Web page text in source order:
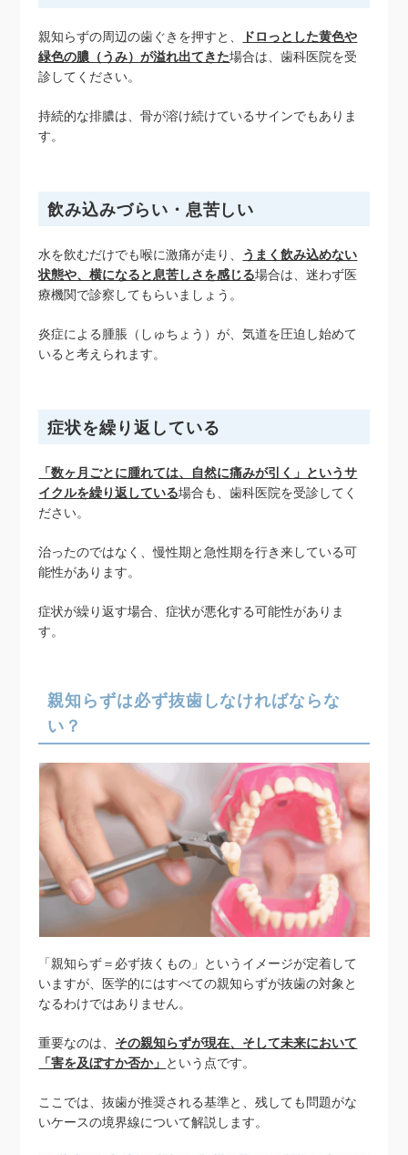
親知らずの周辺の歯ぐきを押すと、
ドロっとした黄色や
緑色の膿（うみ）が溢れ出てきた場合は、歯科医院を受
診してください。
持続的な排膿は、骨が溶け続けているサインでもありま
す。
飲み込みづらい・息苦しい
水を飲むだけでも喉に激痛が走り、 うまく飲み込めない
状態や、横になると息苦しさを感じる場合は、迷わず医
療機関で診察してもらいましょう。
炎症による腫脹（しゅちょう）が、気道を圧迫し始めて
いると考えられます。
症状を繰り返している
「数ヶ月ごとに腫れては、自然に痛みが引く」というサ
イクルを繰り返している場合も、歯科医院を受診してく
ださい。
治ったのではなく、慢性期と急性期を行き来している可
能性があります。
症状が繰り返す場合、症状が悪化する可能性がありま
す。
親知らずは必ず抜歯しなければならな
い？
「親知らず＝必ず抜くもの」というイメージが定着して
いますが、医学的にはすべての親知らずが抜歯の対象と
なるわけではありません。
重要なのは、 その親知らずが現在、そして未来において
「害を及ぼすか否か」 という点です。
ここでは、抜歯が推奨される基準と、残しても問題がな
いケースの境界線について解説します。